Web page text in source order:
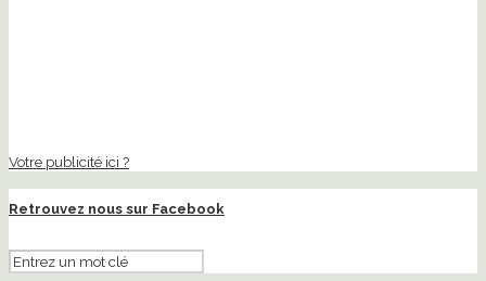
Votre publicité ici ?
Retrouvez nous sur Facebook